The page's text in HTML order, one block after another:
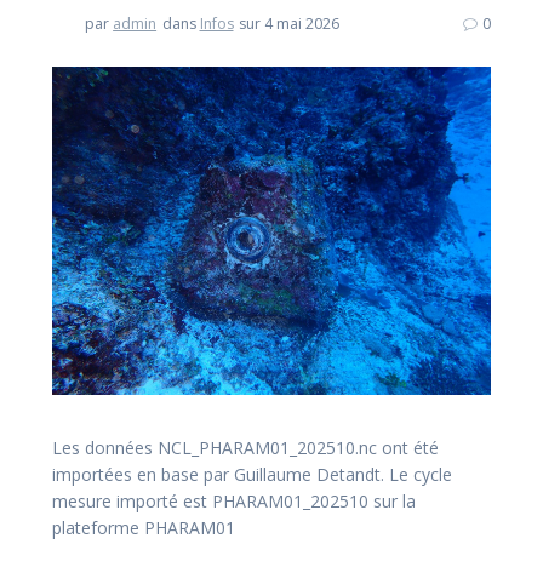
par admin dans Infos sur 4 mai 2026 0
Les données NCL_PHARAM01_202510.nc ont été
importées en base par Guillaume Detandt. Le cycle
mesure importé est PHARAM01_202510 sur la
plateforme PHARAM01